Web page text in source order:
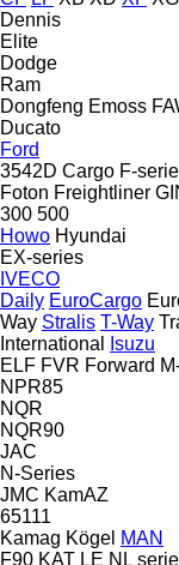
Dennis
Elite
Dodge
Ram
Dongfeng Emoss
Ducato
Ford
3542D Cargo F-
Foton Freightliner
300 500
Howo Hyundai
EX-series
IVECO
Daily EuroCargo
Way Stralis T-Way
International
Isuzu
ELF FVR Forward
NPR85
NQR
NQR90
JAC
N-Series
JMC KamAZ
65111
Kamag Kögel MAN
F90 KAT LE NL